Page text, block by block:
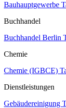
Bauhauptgewerbe
Buchhandel
Buchhandel Berlin
Chemie
Chemie (IGBCE)
Dienstleistungen
Gebäudereinigung